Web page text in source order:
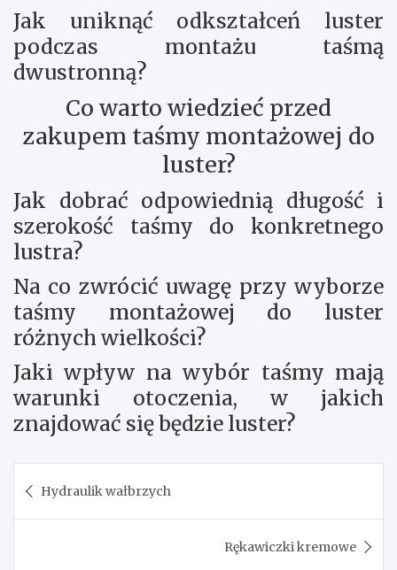
Jak uniknąć odkształceń luster
podczas montażu taśmą
dwustronną?
Co warto wiedzieć przed
zakupem taśmy montażowej do
luster?
Jak dobrać odpowiednią długość i
szerokość taśmy do konkretnego
lustra?
Na co zwrócić uwagę przy wyborze
taśmy montażowej do luster
różnych wielkości?
Jaki wpływ na wybór taśmy mają
warunki otoczenia, w jakich
znajdować się będzie luster?
wpisu
Hydraulik wałbrzych
Rękawiczki kremowe